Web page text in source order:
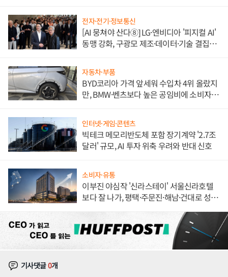
전자·전기·정보통신
[AI 뭉쳐야 산다⑧] LG·엔비디아 '피지컬 AI'
동맹 강화, 구광모 제조·데이터·기술 결집
자동차·부품
BYD코리아 가격 앞세워 수입차 4위 올랐지
만, BMW·벤츠보다 높은 공임비에 소비자
인터넷·게임·콘텐츠
빅테크 메모리반도체 포함 장기계약 '2.7조
달러' 규모, AI 투자 위축 우려와 반대 신호
소비자·유통
이부진 야심작 '신라스테이' 서울신라호텔
보다 잘 나가, 평택·주문진·해남·건대로 성
기사댓글0개